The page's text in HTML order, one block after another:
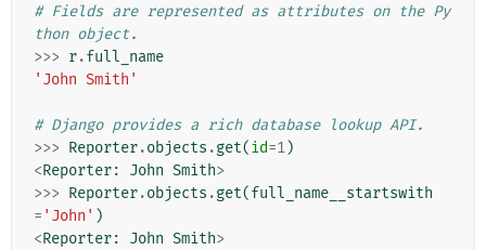
# Fields are represented as attributes on the Py
thon object.
>>> r.full_name
'John Smith'
# Django provides a rich database lookup API.
>>> Reporter.objects .get(id=1)
<Reporter: John Smith>
>>> Reporter.objects .get(full_name__startswith
= 'John' )
<Reporter: John Smith>